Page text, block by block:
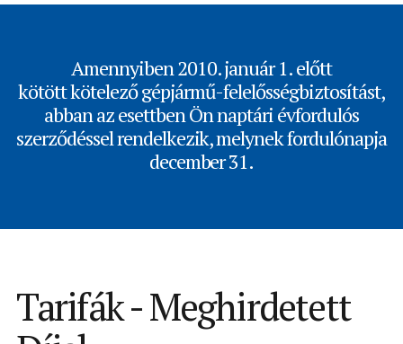
Amennyiben 2010. január 1. előtt
kötött kötelező gépjármű-felelősségbiztosítást,
abban az esettben Ön naptári évfordulós
szerződéssel rendelkezik, melynek fordulónapja
december 31.
Tarifák - Meghirdetett